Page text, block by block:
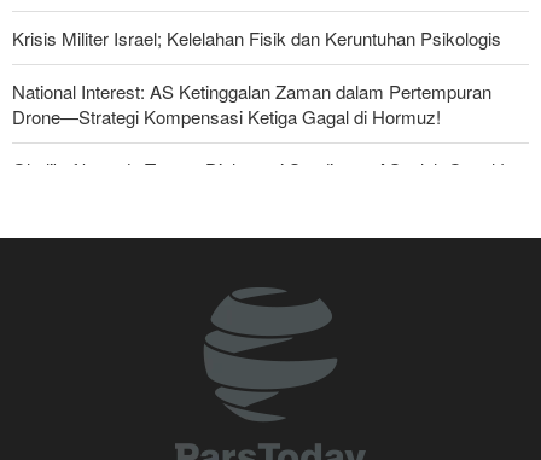
Krisis Militer Israel; Kelelahan Fisik dan Keruntuhan Psikologis
National Interest: AS Ketinggalan Zaman dalam Pertempuran
Drone—Strategi Kompensasi Ketiga Gagal di Hormuz!
Ghalibaf kepada Trump: Diplomasi Sandiwara AS telah Gagal !
The Economist: Kesepakatan dengan Iran Opsi Realistis Akhiri
Yahya Saree: Kami Hancurkan Posisi Pasukan Bayaran Saudi
dengan Rudal Balistik dan Drone